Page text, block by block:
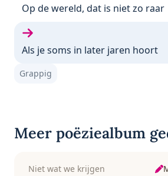
Vorige gedicht:
Op de wereld, dat is niet zo raar
Volgende gedicht:
Als je soms in later jaren hoort
Grappig
Meer poëziealbum
Niet wat we krijgen